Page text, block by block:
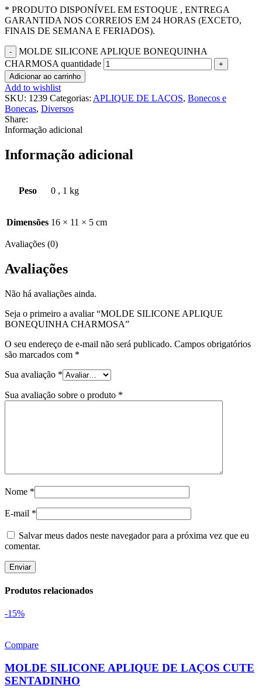
* PRODUTO DISPONÍVEL EM ESTOQUE , ENTREGA
GARANTIDA NOS CORREIOS EM 24 HORAS (EXCETO,
FINAIS DE SEMANA E FERIADOS).
MOLDE SILICONE APLIQUE BONEQUINHA
CHARMOSA quantidade
Adicionar ao carrinho
Add to wishlist
SKU: 1239 Categorias: APLIQUE DE LAÇOS, Bonecos e
Bonecas, Diversos
Share:
Informação adicional
Informação adicional
Peso 0 , 1 kg
Dimensões 16 × 11 × 5 cm
Avaliações (0)
Avaliações
Não há avaliações ainda.
Seja o primeiro a avaliar “MOLDE SILICONE APLIQUE
BONEQUINHA CHARMOSA”
O seu endereço de e-mail não será publicado. Campos obrigatórios
são marcados com *
Sua avaliação *
Sua avaliação sobre o produto *
Nome *
E-mail *
Salvar meus dados neste navegador para a próxima vez que eu
comentar.
Produtos relacionados
-15%
Compare
MOLDE SILICONE APLIQUE DE LAÇOS CUTE
SENTADINHO